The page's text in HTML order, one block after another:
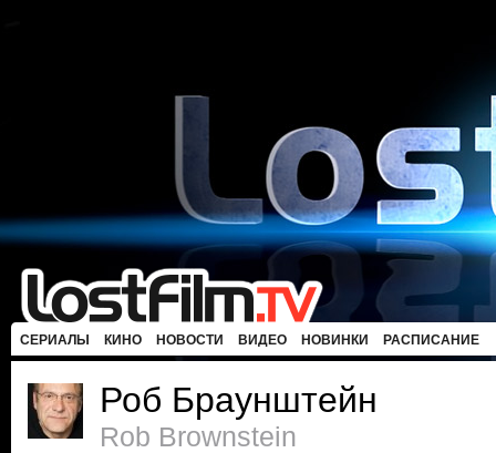
СЕРИАЛЫ КИНО НОВОСТИ ВИДЕО НОВИНКИ РАСПИСАНИЕ
Роб Браунштейн
Rob Brownstein